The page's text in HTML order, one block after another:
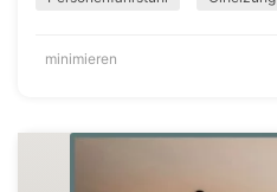
minimieren